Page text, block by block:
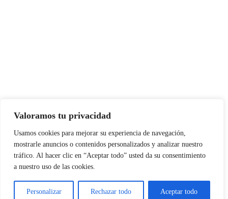
Valoramos tu privacidad
Usamos cookies para mejorar su experiencia de navegación,
mostrarle anuncios o contenidos personalizados y analizar nuestro
tráfico. Al hacer clic en “Aceptar todo” usted da su consentimiento
a nuestro uso de las cookies.
Personalizar Rechazar todo Aceptar todo